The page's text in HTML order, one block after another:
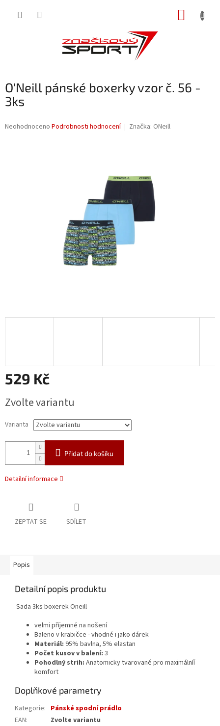
O'Neill pánské boxerky vzor č. 56 -
3ks
Průměrné
Neohodnoceno Podrobnosti hodnocení Značka: ONeill
529 Kč
cena:
Zvolte variantu
Varianta
Přidat do košíku
Detailní informace
ZEPTAT SE SDÍLET
Popis
Detailní popis produktu
Sada 3ks boxerek Oneill
velmi příjemné na nošení
Baleno v krabičce - vhodné i jako dárek
Materiál: 95% bavlna, 5% elastan
Počet kusov v balení: 3
Pohodlný strih: Anatomicky tvarované pro maximálníí
komfort
Doplňkové parametry
Kategorie: Pánské spodní prádlo
EAN: Zvolte variantu